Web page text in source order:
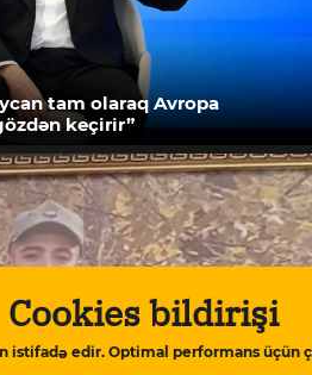
Cookies bildirişi
istifadə edir. Optimal performans üçün
tam olaraq Avropa
keçirir”